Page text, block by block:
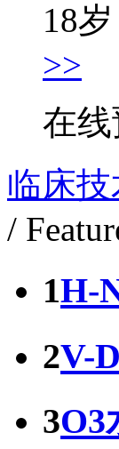
18
>>
在
临床技
/
1H-
2V-
3O3